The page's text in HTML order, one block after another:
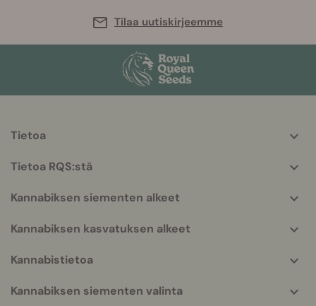
Tilaa uutiskirjeemme
More
info
Tietoa
Tietoa RQS:stä
Kannabiksen siementen alkeet
Kannabiksen kasvatuksen alkeet
Kannabistietoa
Kannabiksen siementen valinta